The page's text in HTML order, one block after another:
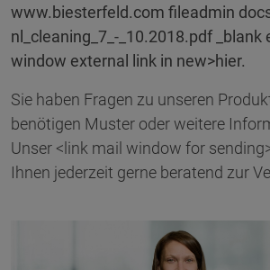
www.biesterfeld.com fileadmin
nl_cleaning_7_-_10.2018.pdf
window external link in new>hier.
Sie haben Fragen zu unseren
benötigen Muster oder weitere
Unser <link mail window for
Ihnen jederzeit gerne beratend zur